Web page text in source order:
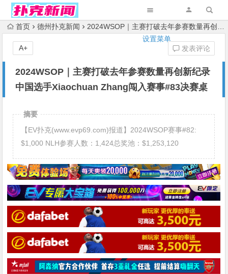
设置菜单
首页 德州扑克新闻 2024WSOP｜主赛打破去年参赛数量再创新纪录 中国选手Xiaochuan Zhang闯入赛事#83决赛桌
2024WSOP｜主赛打破去年参赛数量再创新纪录
中国选手Xiaochuan Zhang闯入赛事#83决赛桌
发表评论
A+
摘要
【EV扑克(www.evp69.com)报道】2024WSOP赛事#82:
$1,000 NLH参赛人数：1,424总奖池：$1,253,120